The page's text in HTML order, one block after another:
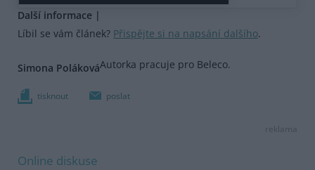
Další informace |
Líbil se vám článek? Přispějte si na napsání dalšího.
Simona PolákováAutorka pracuje pro Beleco.
tisknout poslat
reklama
Online diskuse